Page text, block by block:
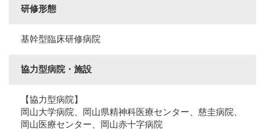
研修形態
基幹型臨床研修病院
協力型病院・施設
【協力型病院】
岡山大学病院、岡山県精神科医療センター、慈圭病院、
岡山医療センター、岡山赤十字病院